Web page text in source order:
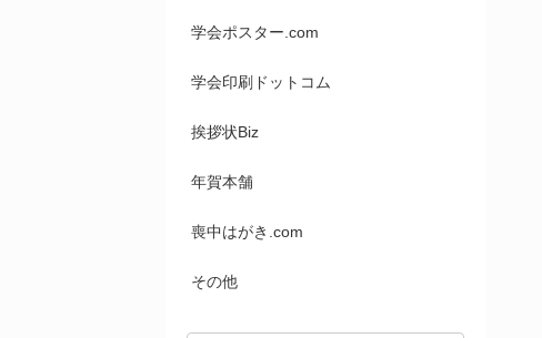
学会ポスター.com
学会印刷ドットコム
挨拶状Biz
年賀本舗
喪中はがき.com
その他